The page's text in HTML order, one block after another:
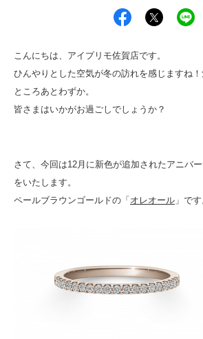
こんにちは、アイプリモ佐賀店です。
ひんやりとした空気が冬の訪れを感じますね
ところあとわずか。
皆さまはいかがお過ごしでしょうか？
さて、今回は12月に新色が追加されたアニバ
をいたします。
ペールブラウンゴールドの「 オレオール 」です